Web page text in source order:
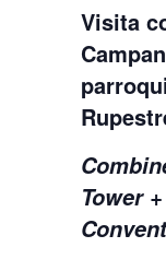
Visita
Tower